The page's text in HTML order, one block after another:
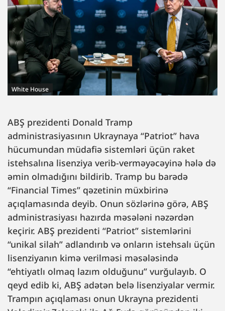
White House
ABŞ prezidenti Donald Tramp
administrasiyasının Ukraynaya “Patriot” hava
hücumundan müdafiə sistemləri üçün raket
istehsalına lisenziya verib-verməyəcəyinə hələ də
əmin olmadığını bildirib. Tramp bu barədə
“Financial Times” qəzetinin müxbirinə
açıqlamasında deyib. Onun sözlərinə görə, ABŞ
administrasiyası hazırda məsələni nəzərdən
keçirir. ABŞ prezidenti “Patriot” sistemlərini
“unikal silah” adlandırıb və onların istehsalı üçün
lisenziyanın kimə verilməsi məsələsində
“ehtiyatlı olmaq lazım olduğunu” vurğulayıb. O
qeyd edib ki, ABŞ adətən belə lisenziyalar vermir.
Trampın açıqlaması onun Ukrayna prezidenti